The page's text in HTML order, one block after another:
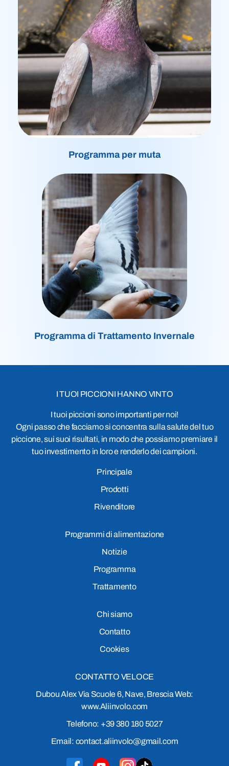
Programma per muta
Programma di Trattamento Invernale
I TUOI PICCIONI HANNO VINTO
I tuoi piccioni sono importanti per noi!
Ogni passo che facciamo si concentra sulla salute del tuo
piccione, sui suoi risultati, in modo che possiamo premiare il
tuo investimento in loro e renderlo dei campioni.
Principale
Prodotti
Rivenditore
Programmi di alimentazione
Notizie
Programma
Trattamento
Chi siamo
Contatto
Cookies
CONTATTO VELOCE
Dubou Alex Via Scuole 6, Nave, Brescia Web:
www.Aliinvolo.com
Telefono: +39 380 180 5027
Email: contact.aliinvolo@gmail.com